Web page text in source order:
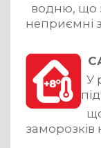
водню, що
неприємні
У
заморозків